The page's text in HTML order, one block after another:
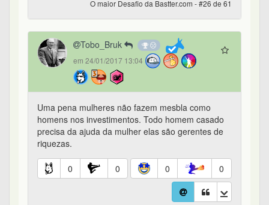
O maior Desafio da Bastter.com - #26 de 61
Tobo_Bruk
em 24/01/2017 13:04
Uma pena mulheres não fazem mesbla como
homens nos investimentos. Todo homem casado
precisa da ajuda da mulher elas são gerentes de
riquezas.
0 0 0 0